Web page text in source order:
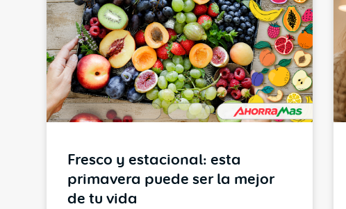
Fresco y estacional: esta
primavera puede ser la mejor
de tu vida